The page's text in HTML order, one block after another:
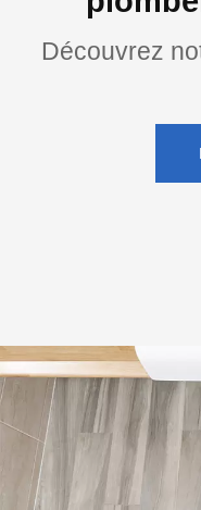
Découvrez